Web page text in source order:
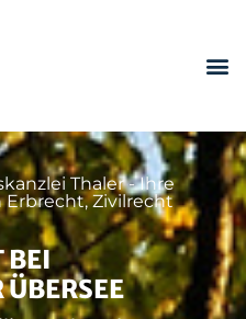
Thaler - Ihre
Zivilrecht
BEI